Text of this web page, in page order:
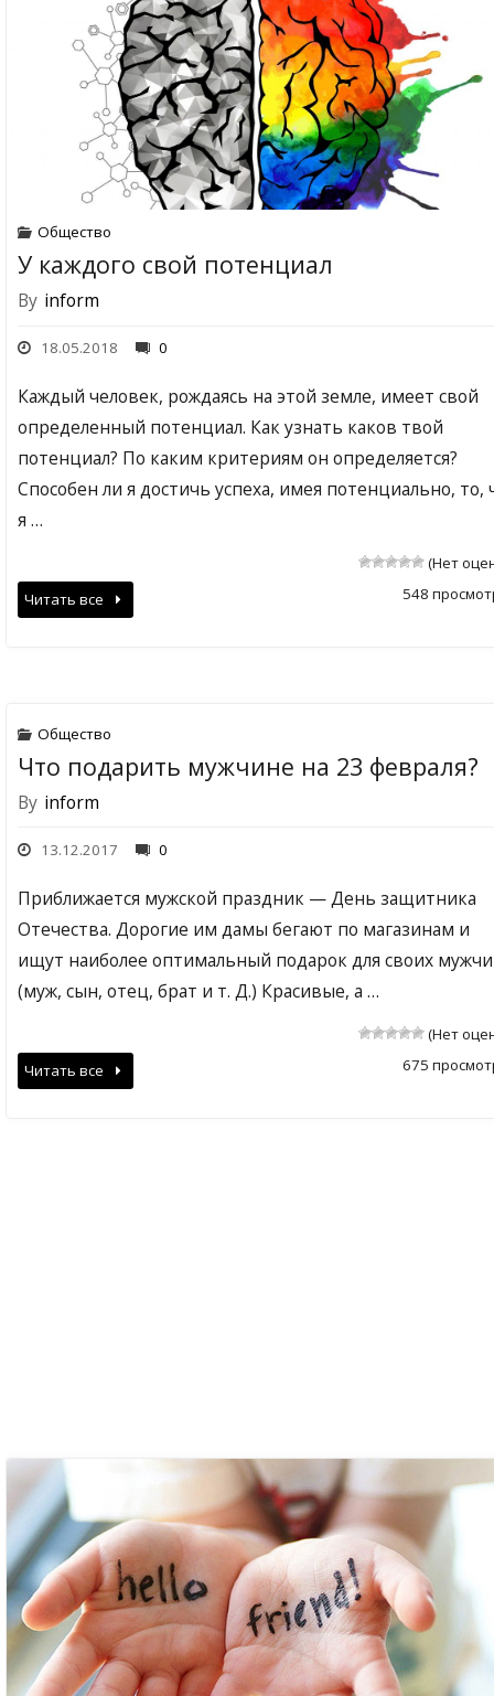
Общество
У каждого свой потенциал
By inform
18.05.2018 0
Каждый человек, рождаясь на этой земле, имеет свой
определенный потенциал. Как узнать каков твой
потенциал? По каким критериям он определяется?
Способен ли я достичь успеха, имея потенциально, то,
я …
(Нет
548
Читать все
Общество
Что подарить мужчине на 23 февраля?
By inform
13.12.2017 0
Приближается мужской праздник — День защитника
Отечества. Дорогие им дамы бегают по магазинам и
ищут наиболее оптимальный подарок для своих
(муж, сын, отец, брат и т. Д.) Красивые, а …
(Нет
675
Читать все